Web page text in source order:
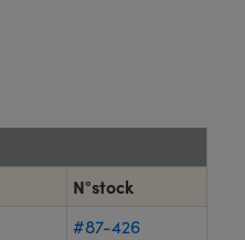
N°stock
#87-426